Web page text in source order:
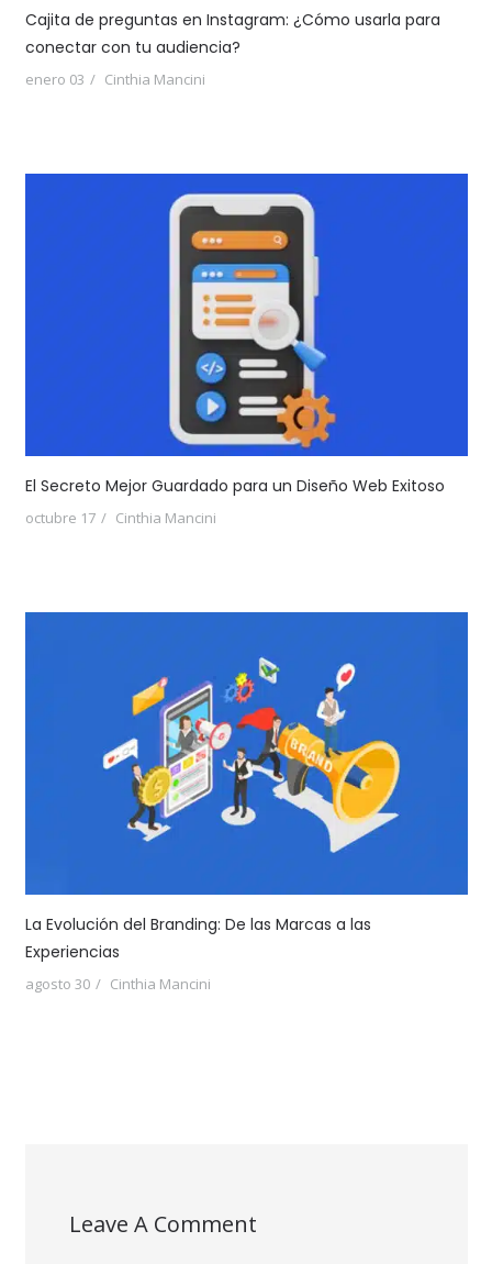
Cajita de preguntas en Instagram: ¿Cómo usarla para
conectar con tu audiencia?
enero 03 Cinthia Mancini
El Secreto Mejor Guardado para un Diseño Web Exitoso
octubre 17 Cinthia Mancini
La Evolución del Branding: De las Marcas a las
Experiencias
agosto 30 Cinthia Mancini
Leave A Comment